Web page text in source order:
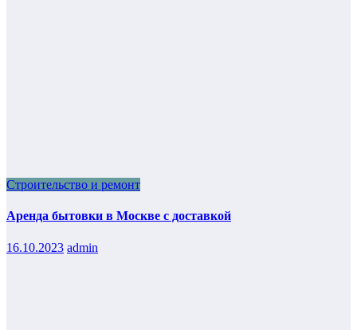
Строительство и ремонт
Аренда бытовки в Москве с доставкой
16.10.2023 admin